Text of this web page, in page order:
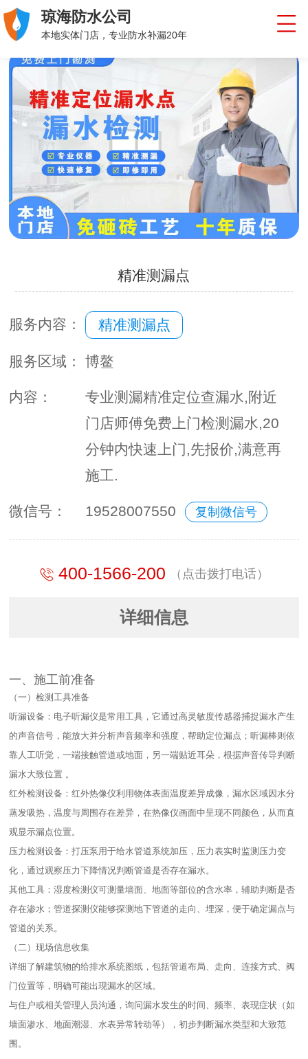
琼海防水公司
本地实体门店，专业防水补漏20年
精准测漏点
服务内容： 精准测漏点
服务区域： 博鳌
内容：
专业测漏精准定位查漏水,附近
门店师傅免费上门检测漏水,20
分钟内快速上门,先报价,满意再
施工.
微信号： 19528007550 复制微信号
400-1566-200 （点击拨打电话）
详细信息
一、施工前准备​
（一）检测工具准备​
听漏设备：电子听漏仪是常用工具，它通过高灵敏度传感器捕捉漏水产生
的声音信号，能放大并分析声音频率和强度，帮助定位漏点；听漏棒则依
靠人工听觉，一端接触管道或地面，另一端贴近耳朵，根据声音传导判断
漏水大致位置 。​
红外检测设备：红外热像仪利用物体表面温度差异成像，漏水区域因水分
蒸发吸热，温度与周围存在差异，在热像仪画面中呈现不同颜色，从而直
观显示漏点位置。​
压力检测设备：打压泵用于给水管道系统加压，压力表实时监测压力变
化，通过观察压力下降情况判断管道是否存在漏水。​
其他工具：湿度检测仪可测量墙面、地面等部位的含水率，辅助判断是否
存在渗水；管道探测仪能够探测地下管道的走向、埋深，便于确定漏点与
管道的关系。​
（二）现场信息收集​
详细了解建筑物的给排水系统图纸，包括管道布局、走向、连接方式、阀
门位置等，明确可能出现漏水的区域。​
与住户或相关管理人员沟通，询问漏水发生的时间、频率、表现症状（如
墙面渗水、地面潮湿、水表异常转动等），初步判断漏水类型和大致范
围。​